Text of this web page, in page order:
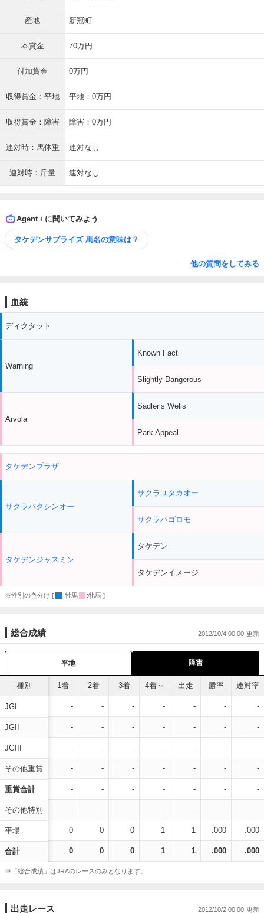
産地 新冠町
本賞金 70万円
付加賞金 0万円
収得賞金：平地 平地：0万円
収得賞金：障害 障害：0万円
連対時：馬体重 連対なし
連対時：斤量 連対なし
Agent i に聞いてみよう
タケデンサプライズ 馬名の意味は？
他の質問をしてみる
血統
ディクタット
Warning
Arvola
Known Fact
Slightly Dangerous
Sadler’s Wells
Park Appeal
タケデンプラザ
サクラバクシンオー
タケデンジャスミン
サクラユタカオー
サクラハゴロモ
タケデン
タケデンイメージ
※性別の色分け [ :牡馬 :牝馬 ]
総合成績 2012/10/4 00:00
平地 障害
種別
JGI
JGII
JGIII
その他重賞
重賞合計
その他特別
平場
合計
1着 2着 3着 4着～ 出走 勝率 連対率
- - - - - - -
- - - - - - -
- - - - - - -
- - - - - - -
- - - - - - -
- - - - - - -
0 0 0 1 1 .000 .000
0 0 0 1 1 .000 .000
※「総合成績」はJRAのレースのみとなります。
出走レース 2012/10/2 00:00